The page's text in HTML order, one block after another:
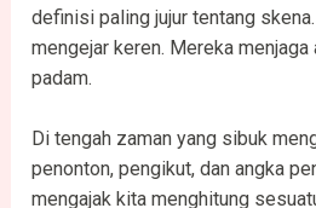
definisi paling jujur tentang
mengejar keren. Mereka menjaga
padam.
Di tengah zaman yang sibuk
penonton, pengikut, dan angka
mengajak kita menghitung